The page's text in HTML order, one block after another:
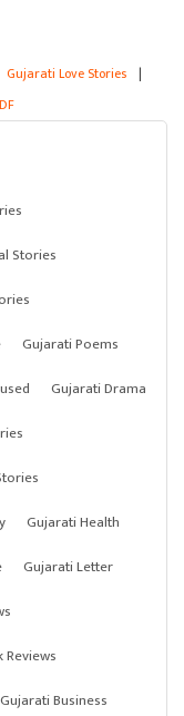
Gujarati Love Stories |
Stories
Gujarati Poems
Gujarati Drama
Gujarati Health
Gujarati Letter
Gujarati Business